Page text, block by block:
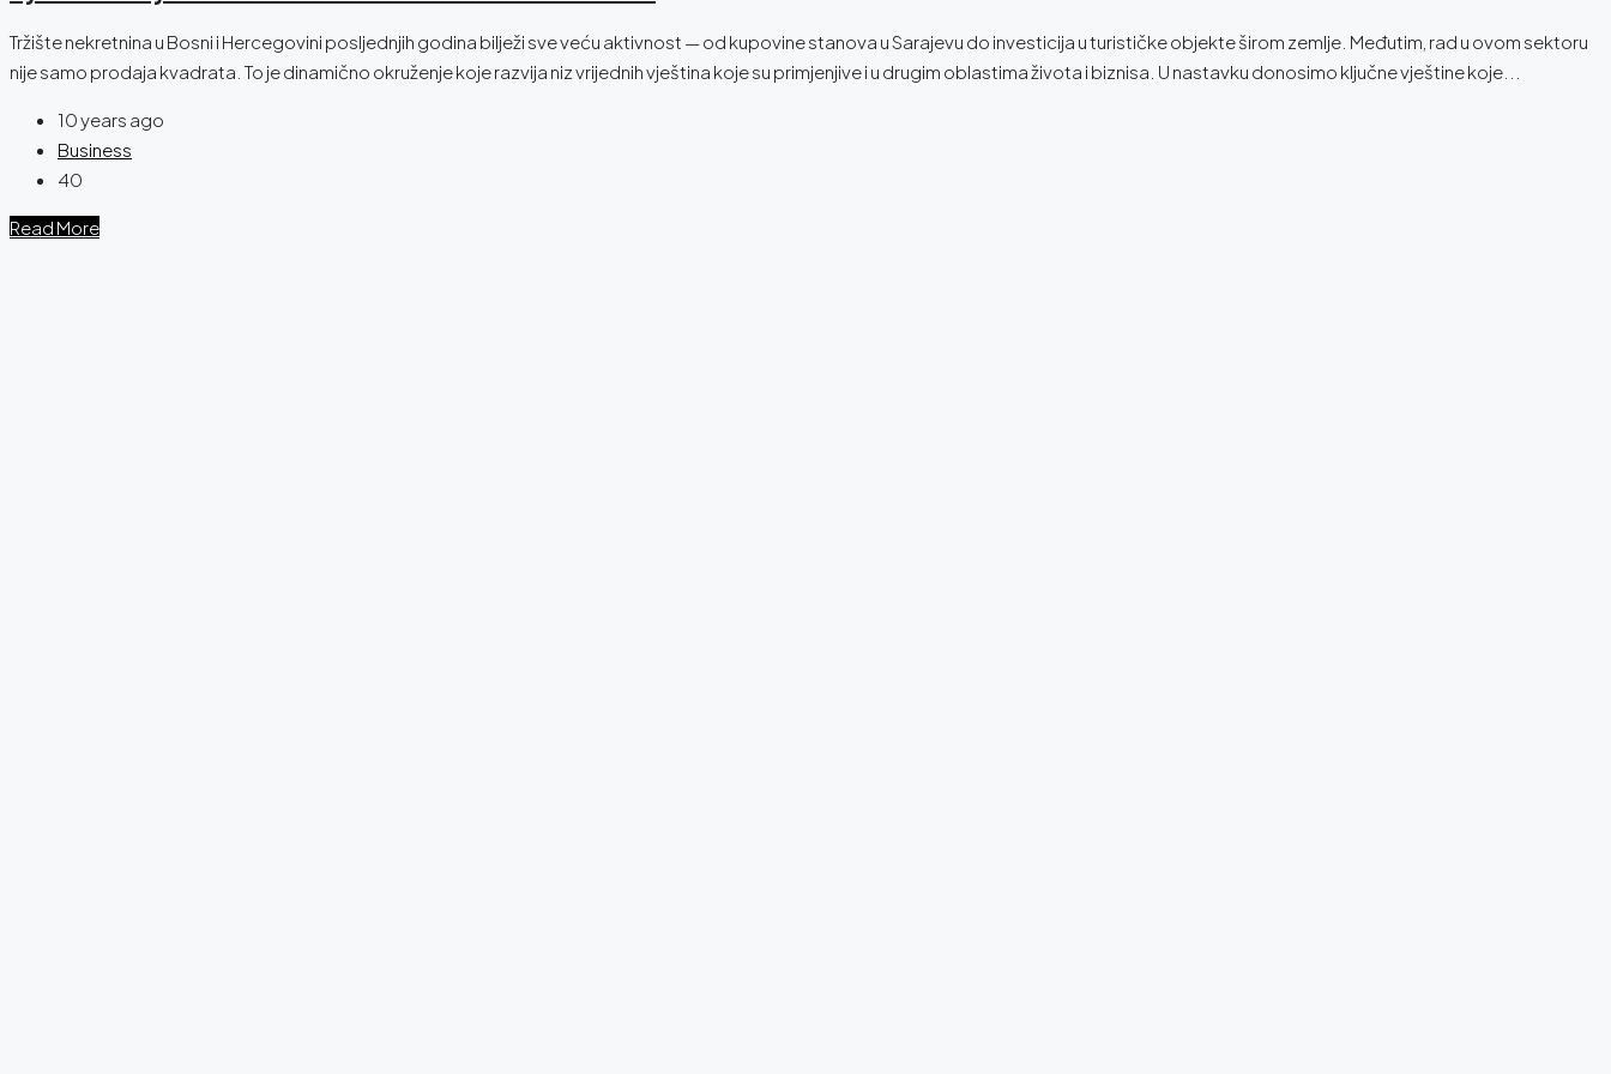
Tržište nekretnina u Bosni i Hercegovini posljednjih godina bilježi sve veću aktivnost — od kupovine stanova u Sarajevu do investicija u turističke objekte širom zemlje. Međutim, rad u ovom sektoru
nije samo prodaja kvadrata. To je dinamično okruženje koje razvija niz vrijednih vještina koje su primjenjive i u drugim oblastima života i biznisa. U nastavku donosimo ključne vještine koje...
10 years ago
Business
40
Read More